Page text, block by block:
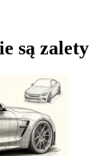
są zalety